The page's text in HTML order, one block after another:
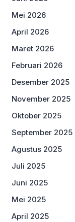
Mei 2026
April 2026
Maret 2026
Februari 2026
Desember 2025
November 2025
Oktober 2025
September 2025
Agustus 2025
Juli 2025
Juni 2025
Mei 2025
April 2025